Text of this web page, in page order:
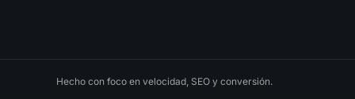
Hecho con foco en velocidad, SEO y conversión.